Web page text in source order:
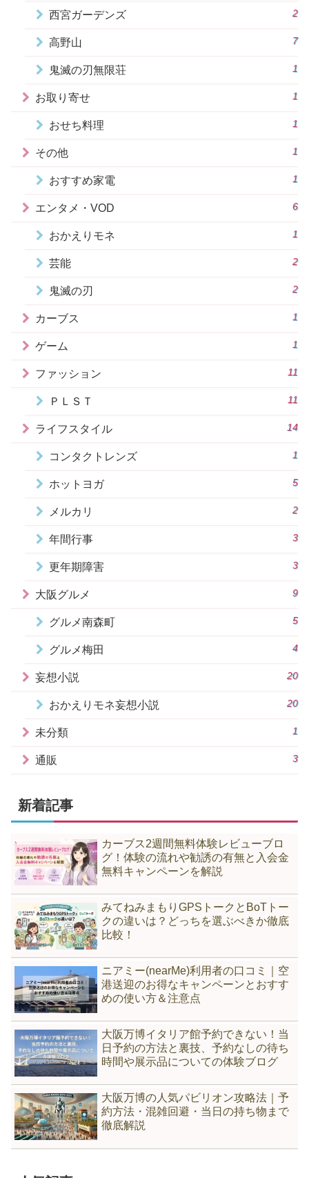
西宮ガーデンズ 2
高野山 7
鬼滅の刃無限荘 1
お取り寄せ 1
おせち料理 1
その他 1
おすすめ家電 1
エンタメ・VOD 6
おかえりモネ 1
芸能 2
鬼滅の刃 2
カーブス 1
ゲーム 1
ファッション 11
ＰＬＳＴ 11
ライフスタイル 14
コンタクトレンズ 1
ホットヨガ 5
メルカリ 2
年間行事 3
更年期障害 3
大阪グルメ 9
グルメ南森町 5
グルメ梅田 4
妄想小説 20
おかえりモネ妄想小説 20
未分類 1
通販 3
新着記事
カーブス2週間無料体験レビューブロ
グ！体験の流れや勧誘の有無と入会金
無料キャンペーンを解説
みてねみまもりGPSトークとBoTトー
クの違いは？どっちを選ぶべきか徹底
比較！
ニアミー(nearMe)利用者の口コミ｜空
港送迎のお得なキャンペーンとおすす
めの使い方＆注意点
大阪万博イタリア館予約できない！当
日予約の方法と裏技、予約なしの待ち
時間や展示品についての体験ブログ
大阪万博の人気パビリオン攻略法｜予
約方法・混雑回避・当日の持ち物まで
徹底解説